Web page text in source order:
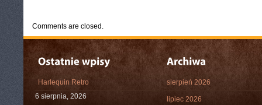
Comments are closed.
Harlequin Retro
6 sierpnia, 2026
sierpień 2026
lipiec 2026